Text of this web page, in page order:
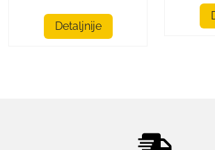
Detaljnije